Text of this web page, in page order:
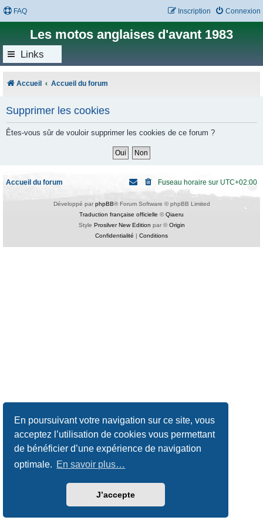
En poursuivant votre navigation sur ce site, vous
acceptez l’utilisation de cookies vous permettant
de bénéficier d’une expérience de navigation
optimale. En savoir plus…
J’accepte
FAQ Connexion
Inscription
Les motos anglaises d'avant 1983
Links
Accueil Accueil du forum
Supprimer les cookies
Êtes-vous sûr de vouloir supprimer les cookies de ce forum ?
Accueil du forum Fuseau horaire sur UTC+02:00
Développé par phpBB® Forum Software © phpBB Limited
Traduction française officielle ©Qiaeru
Style Prosilver New Edition par ©Origin
Confidentialité | Conditions